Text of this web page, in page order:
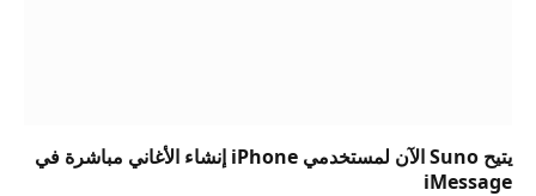
يتيح Suno الآن لمستخدمي iPhone إنشاء الأغاني مباشرة في
iMessage